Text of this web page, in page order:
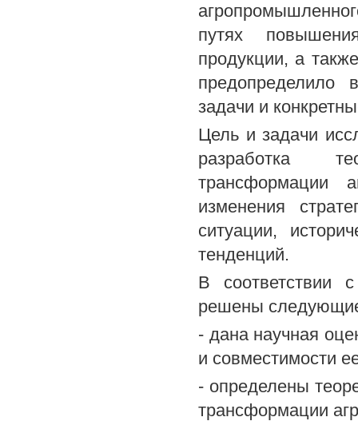
путях повышения
продукции, а
предопределило
задачи и
Цель и задачи
разработка
трансформации
изменения
ситуации,
тенденций.
В соответствии
решены
- дана научная
и совместимости
- определены
трансформации